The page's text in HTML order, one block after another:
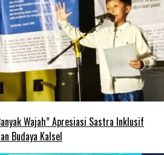
Wajah” Apresiasi Sastra Inklusif
Budaya Kalsel